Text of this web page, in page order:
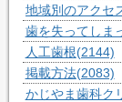
地域別のアクセ
歯を失ってしま
人工歯根(2144)
掲載方法(2083)
かじやま歯科ク